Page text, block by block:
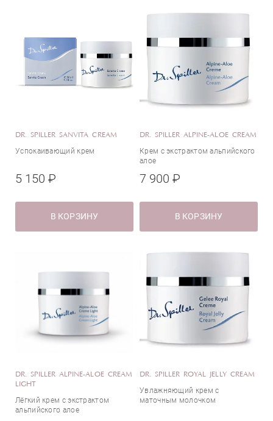
DR. SPILLER SANVITA CREAM
Успокаивающий крем
5 150 ₽
В КОРЗИНУ
DR. SPILLER ALPINE-ALOE CREAM
Крем с экстрактом альпийского
алое
7 900 ₽
В КОРЗИНУ
DR. SPILLER ALPINE-ALOE CREAM
LIGHT
Лёгкий крем с экстрактом
альпийского алое
DR. SPILLER ROYAL JELLY CREAM
Увлажняющий крем с
маточным молочком